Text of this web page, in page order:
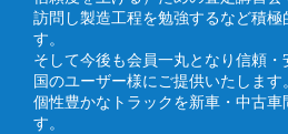
訪問し製造工程を勉強するなど積極
す。
そして今後も会員一丸となり信頼
国のユーザー様にご提供いたします。
個性豊かなトラックを新車・中古
す。